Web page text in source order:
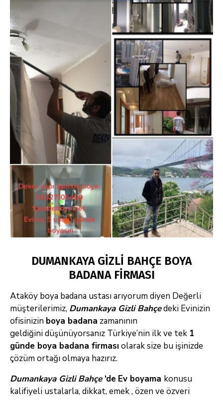
DUMANKAYA GİZLİ BAHÇE BOYA
BADANA FİRMASI
Ataköy boya badana ustası arıyorum diyen Değerli
müşterilerimiz, Dumankaya Gizli Bahçedeki Evinizin
ofisinizin boya badana zamanının
geldiğini düşünüyorsanız Türkiye’nin ilk ve tek 1
günde boya badana firmasıolarak size bu işinizde
çözüm ortağı olmaya hazırız.
Dumankaya Gizli Bahçe ‘de Ev boyama konusu
kalifiyeli ustalarla, dikkat, emek , özen ve özveri